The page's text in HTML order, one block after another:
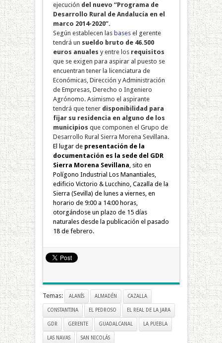
ejecución del nuevo “Programa de
Desarrollo Rural de Andalucía en el
marco 2014-2020”.
Según establecen las basesel gerente
tendrá un sueldo bruto de 46.500
euros anuales y entre losrequisitos
que se exigen para aspirar al puesto se
encuentran tener la licenciatura de
Económicas, Dirección y Administración
de Empresas, Derecho o Ingeniero
Agrónomo. Asimismo el aspirante
tendrá que tener disponibilidad para
fijar su residencia en alguno de los
municipios que componen el Grupo de
Desarrollo Rural Sierra Morena Sevillana.
El lugar de presentación de la
documentación es la sede del GDR
Sierra Morena Sevillana , sito en
Polígono Industrial Los Manantiales,
edificio Victorio & Lucchino, Cazalla de la
Sierra (Sevilla) de lunes a viernes, en
horario de 9:00 a 14:00 horas,
otorgándose un plazo de 15 días
naturales desde la publicación el pasado
18 de febrero.
Temas: ALANÍS ALMADÉN CAZALLA
CONSTANTINA EL PEDROSO EL REAL DE LA JARA
GDR GERENTE GUADALCANAL LA PUEBLA
LAS NAVAS SAN NICOLÁS